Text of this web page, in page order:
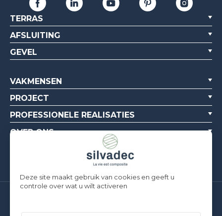
TERRAS
AFSLUITING
GEVEL
VAKMENSEN
PROJECT
PROFESSIONELE REALISATIES
OVER ONS
Parc d’Activités de l’Estuaire
Deze site maakt gebruik van cookies en geeft u
controle over wat u wilt activeren